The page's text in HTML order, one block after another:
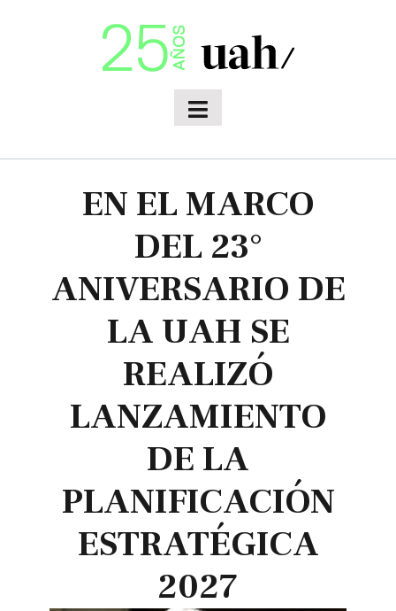
EN EL MARCO
DEL 23°
ANIVERSARIO DE
LA UAH SE
REALIZÓ
LANZAMIENTO
DE LA
PLANIFICACIÓN
ESTRATÉGICA
2027